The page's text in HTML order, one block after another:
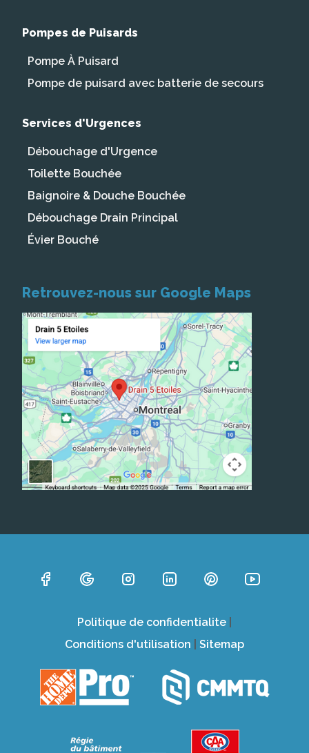
Pompes de Puisards
Pompe À Puisard
Pompe de puisard avec batterie de secours
Services d'Urgences
Débouchage d'Urgence
Toilette Bouchée
Baignoire & Douche Bouchée
Débouchage Drain Principal
Évier Bouché
Retrouvez-nous sur Google Maps
Politique de confidentialite
Conditions d'utilisation
Sitemap